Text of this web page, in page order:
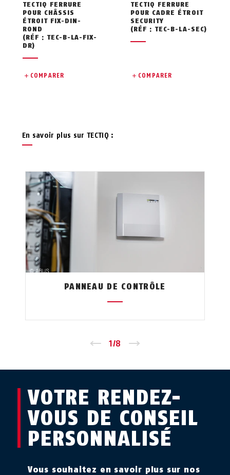
TECTIQ FERRURE
POUR CHÂSSIS
ÉTROIT FIX-DIN-
ROND
(RÉF : TEC-B-LA-FIX-
DR)
COMPARER
TECTIQ FERRURE
POUR CADRE ÉTROIT
SECURITY
(RÉF : TEC-B-LA-SEC)
COMPARER
En savoir plus sur TECTIQ :
PANNEAU DE CONTRÔLE
1/8
VOTRE RENDEZ-
VOUS DE CONSEIL
PERSONNALISÉ
Vous souhaitez en savoir plus sur nos